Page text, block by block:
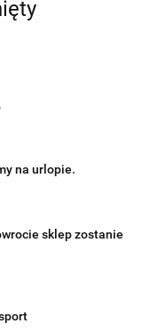
na urlopie.
sklep zostanie